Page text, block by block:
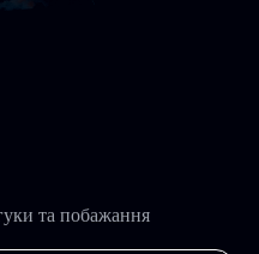
та побажання